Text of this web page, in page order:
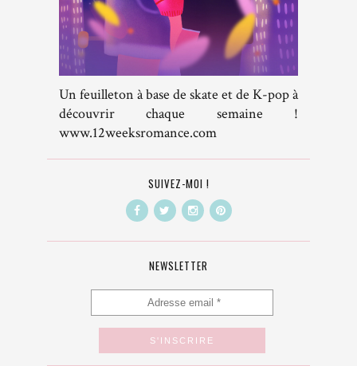
Un feuilleton à base de skate et de K-pop à
découvrir chaque semaine !
www.12weeksromance.com
SUIVEZ-MOI !
NEWSLETTER